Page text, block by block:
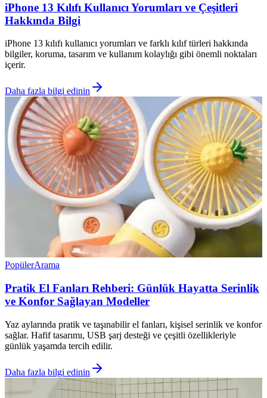
iPhone 13 Kılıfı Kullanıcı Yorumları ve Çeşitleri
Hakkında Bilgi
iPhone 13 kılıfı kullanıcı yorumları ve farklı kılıf türleri hakkında
bilgiler, koruma, tasarım ve kullanım kolaylığı gibi önemli noktaları
içerir.
Daha fazla bilgi edinin
PopülerArama
Pratik El Fanları Rehberi: Günlük Hayatta Serinlik
ve Konfor Sağlayan Modeller
Yaz aylarında pratik ve taşınabilir el fanları, kişisel serinlik ve konfor
sağlar. Hafif tasarımı, USB şarj desteği ve çeşitli özellikleriyle
günlük yaşamda tercih edilir.
Daha fazla bilgi edinin